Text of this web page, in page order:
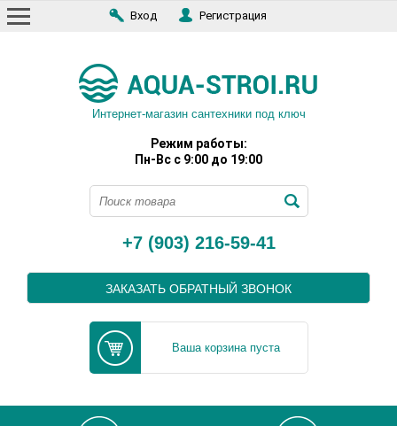
Вход Регистрация
Интернет-магазин сантехники под ключ
Режим работы:
Пн-Вс с 9:00 до 19:00
+7 (903) 216-59-41
ЗАКАЗАТЬ ОБРАТНЫЙ ЗВОНОК
Ваша корзина пуста